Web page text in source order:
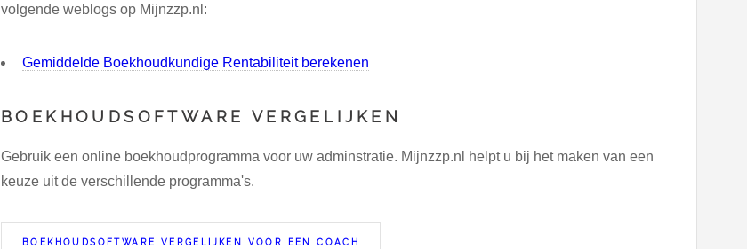
volgende weblogs op Mijnzzp.nl:
Gemiddelde Boekhoudkundige Rentabiliteit berekenen
BOEKHOUDSOFTWARE VERGELIJKEN
Gebruik een online boekhoudprogramma voor uw adminstratie. Mijnzzp.nl helpt u bij het maken van een
keuze uit de verschillende programma's.
BOEKHOUDSOFTWARE VERGELIJKEN VOOR EEN COACH